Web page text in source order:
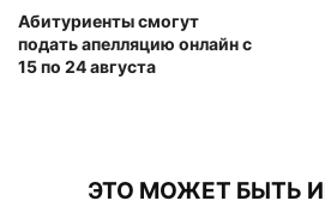
Абитуриенты смогут
подать апелляцию онлайн с
15 по 24 августа
ЭТО МОЖЕТ БЫТЬ